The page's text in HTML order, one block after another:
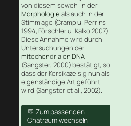
von diesem sowohl in der
Morphologie als auch in der
Stimmlage (Cramp u. Perrins
1994, Förschler u. Kalko 2007).
Diese Annahme wird durch
Untersuchungen der
mitochondrialen DNA
(Sangster, 2000) bestätigt, so
dass der Korsikazeisig nun als
eigenständige Art geführt
wird (Sangster et al., 2002).
💬 Zum passenden
Chatraum wechseln